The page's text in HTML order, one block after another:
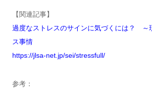
【関連記事】
過度なストレスのサインに気づくには？ ～
ス事情
https://jlsa-net.jp/sei/stressfull/
参考：